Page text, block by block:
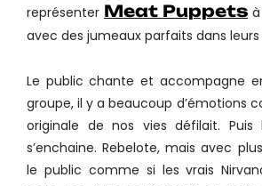
représenter Meat Puppets
avec des jumeaux parfaits dans leurs
Le public chante et accompagne
groupe, il y a beaucoup d’émotions
originale de nos vies défilait.
s’enchaine. Rebelote, mais avec
le public comme si les vrais